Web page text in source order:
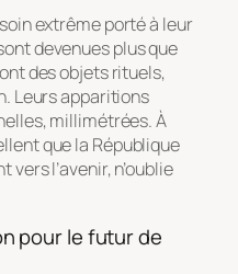
extrême porté à leur
devenues plus que
des objets rituels,
Leurs apparitions
millimétrées. À
que la République
l’avenir, n’oublie
pour le futur de